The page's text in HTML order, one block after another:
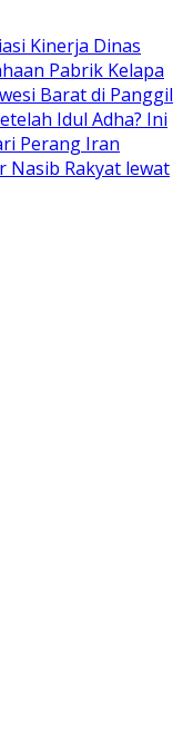
Kinerja Dinas
Pabrik Kelapa
Barat di Panggil
Idul Adha? Ini
Perang Iran
Nasib Rakyat lewat